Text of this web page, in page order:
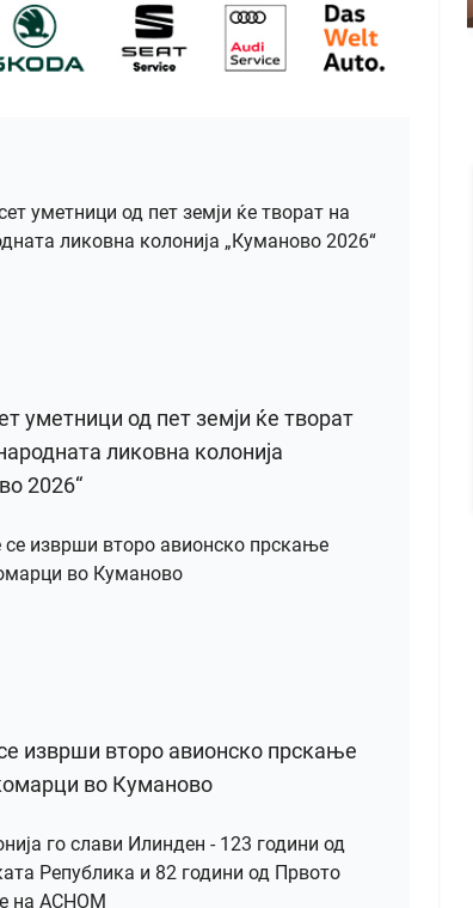
уметници од пет земји ќе творат
ликовна колонија
2026“
изврши второ авионско прскање
во Куманово